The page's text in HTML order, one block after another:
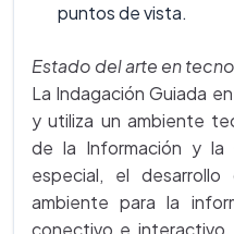
puntos de vista.
Estado del arte en
La Indagación Guiada
y utiliza un ambiente
de la Información y
especial, el
ambiente para la
conectivo e